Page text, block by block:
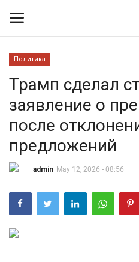
Контакты
Политика
Экономика
Технологии
Политика
Трамп сделал
заявление о
после
предложений
admin May 12, 2026 - 08:56